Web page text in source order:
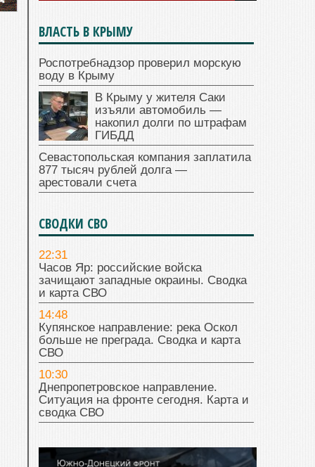
ВЛАСТЬ В КРЫМУ
Роспотребнадзор проверил морскую
воду в Крыму
В Крыму у жителя Саки
изъяли автомобиль —
накопил долги по штрафам
ГИБДД
Севастопольская компания заплатила
877 тысяч рублей долга —
арестовали счета
СВОДКИ СВО
22:31
Часов Яр: российские войска
зачищают западные окраины. Сводка
и карта СВО
14:48
Купянское направление: река Оскол
больше не преграда. Сводка и карта
СВО
10:30
Днепропетровское направление.
Ситуация на фронте сегодня. Карта и
сводка СВО